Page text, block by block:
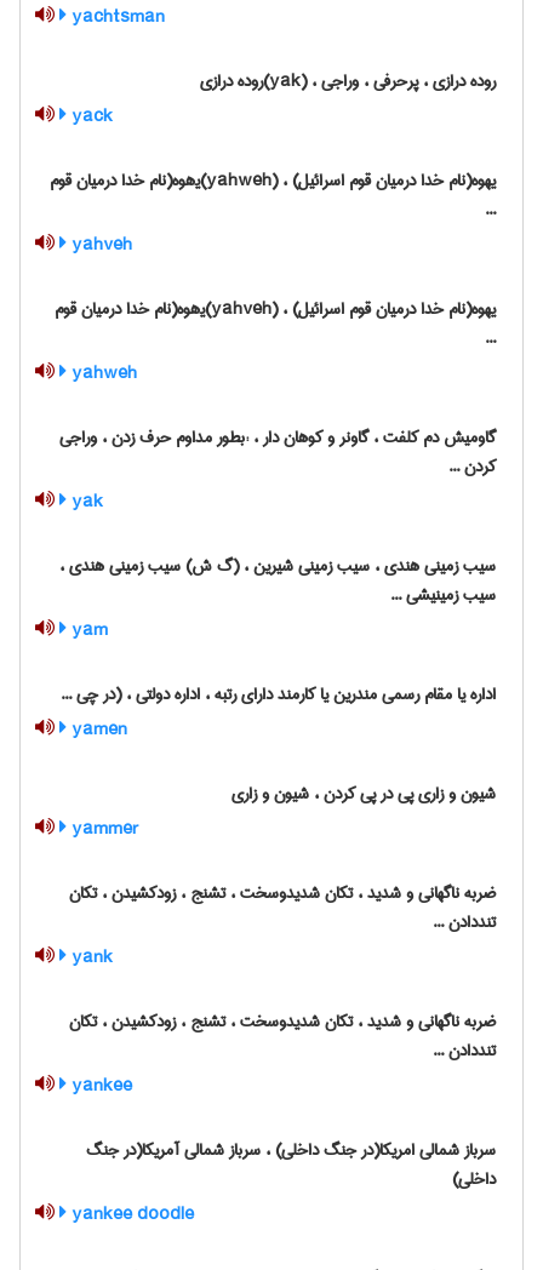
yachtsman
روده درازی ، پرحرفی ، وراجی ، (yak)روده درازی
yack
یهوه(نام خدا درمیان قوم اسرائیل) ، (yahweh)ی‍‌هوه(نام خدا درمیان قوم
...
yahveh
یهوه(نام خدا درمیان قوم اسرائیل) ، (yahveh)ی‍‌هوه(نام خدا درمیان قوم
...
yahweh
گاومیش دم کلفت ، گاونر و کوهان دار ، :بطور مداوم حرف زدن ، وراجی
کردن ...
yak
سیب زمینی هندی ، سیب زمینی شیرین ، (گ ش) سیب زمینی هندی ،
سیب زمینیشی ...
yam
اداره یا مقام رسمی مندرین یا کارمند دارای رتبه ، اداره دولتی ، (در چی ...
yamen
شیون و زاری پی در پی کردن ، شیون و زاری
yammer
ضربه ناگهانی و شدید ، تکان شدیدوسخت ، تشنج ، زودکشیدن ، تکان
تنددادن ...
yank
ضربه ناگهانی و شدید ، تکان شدیدوسخت ، تشنج ، زودکشیدن ، تکان
تنددادن ...
yankee
سرباز شمالی امریکا(در جنگ داخلی) ، سرباز شمالی آمریکا(در جنگ
داخلی)
yankee doodle